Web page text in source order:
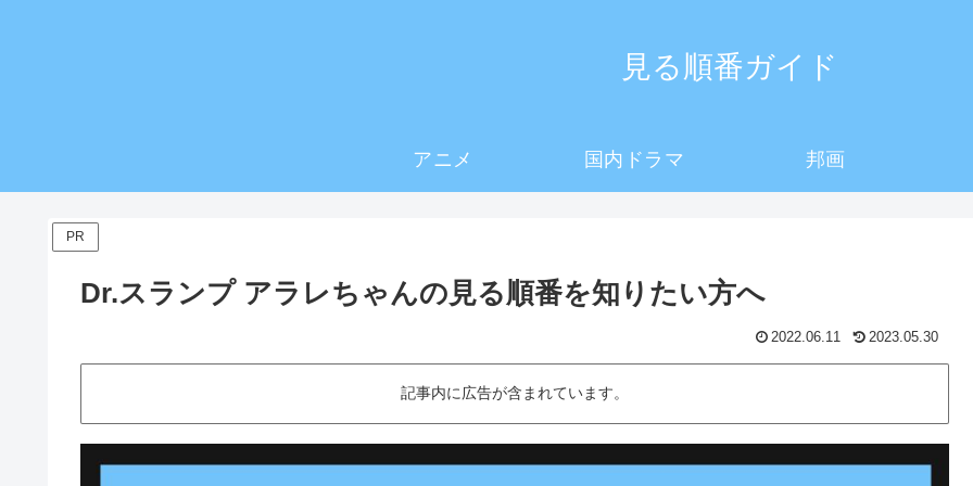
見る順番ガイド
アニメ 国内ドラマ 邦画
PR
Dr.スランプ アラレちゃんの見る順番を知りたい方へ
2022.06.11 2023.05.30
記事内に広告が含まれています。